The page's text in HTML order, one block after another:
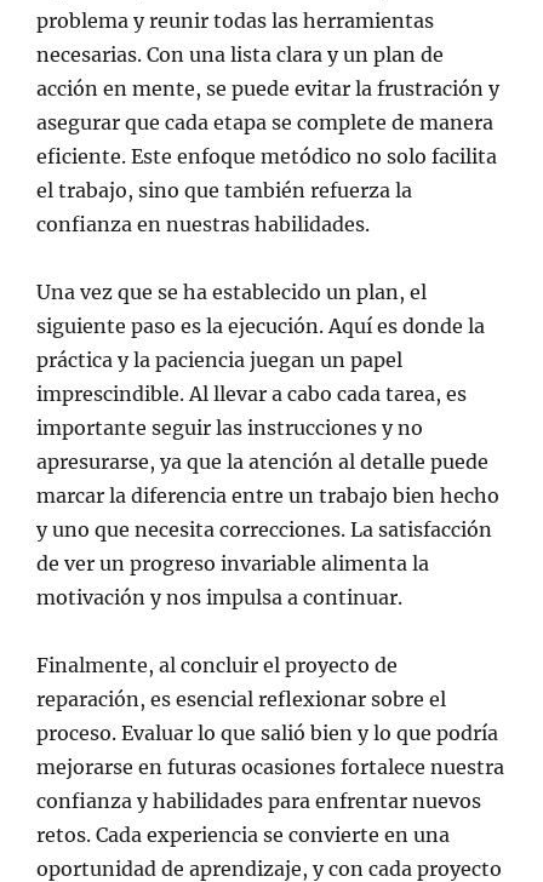
problema y reunir todas las herramientas
necesarias. Con una lista clara y un plan de
acción en mente, se puede evitar la frustración y
asegurar que cada etapa se complete de manera
eficiente. Este enfoque metódico no solo facilita
el trabajo, sino que también refuerza la
confianza en nuestras habilidades.
Una vez que se ha establecido un plan, el
siguiente paso es la ejecución. Aquí es donde la
práctica y la paciencia juegan un papel
imprescindible. Al llevar a cabo cada tarea, es
importante seguir las instrucciones y no
apresurarse, ya que la atención al detalle puede
marcar la diferencia entre un trabajo bien hecho
y uno que necesita correcciones. La satisfacción
de ver un progreso invariable alimenta la
motivación y nos impulsa a continuar.
Finalmente, al concluir el proyecto de
reparación, es esencial reflexionar sobre el
proceso. Evaluar lo que salió bien y lo que podría
mejorarse en futuras ocasiones fortalece nuestra
confianza y habilidades para enfrentar nuevos
retos. Cada experiencia se convierte en una
oportunidad de aprendizaje, y con cada proyecto